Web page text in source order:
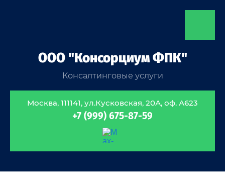
ООО "Консорциум ФПК"
Консалтинговые услуги
Москва, 111141, ул.Кусковская, 20А, оф. А623
+7 (999) 675-87-59